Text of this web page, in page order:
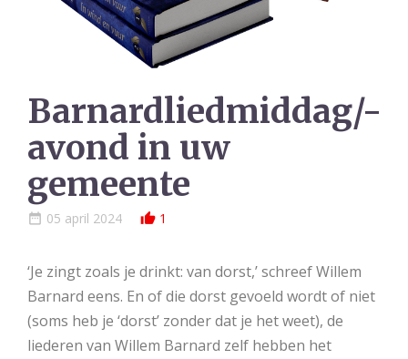
Barnardliedmiddag/-
avond in uw
gemeente
date_range 05 april 2024 thumb_up_alt
1
‘Je zingt zoals je drinkt: van dorst,’ schreef Willem
Barnard eens. En of die dorst gevoeld wordt of niet
(soms heb je ‘dorst’ zonder dat je het weet), de
liederen van Willem Barnard zelf hebben het